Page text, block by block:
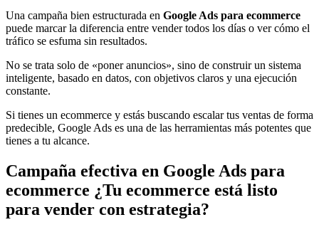
Una campaña bien estructurada en Google Ads para ecommerce
puede marcar la diferencia entre vender todos los días o ver cómo el
tráfico se esfuma sin resultados.
No se trata solo de «poner anuncios», sino de construir un sistema
inteligente, basado en datos, con objetivos claros y una ejecución
constante.
Si tienes un ecommerce y estás buscando escalar tus ventas de forma
predecible, Google Ads es una de las herramientas más potentes que
tienes a tu alcance.
Campaña efectiva en Google Ads para
ecommerce ¿Tu ecommerce está listo
para vender con estrategia?